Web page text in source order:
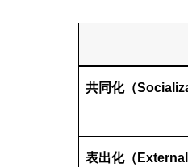
共同化（
表出化（